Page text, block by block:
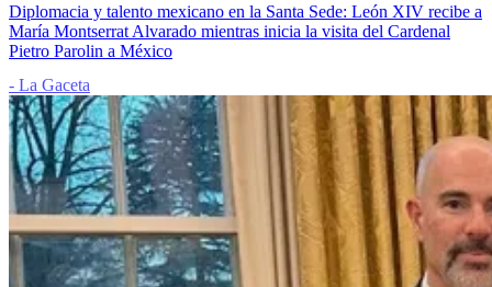
Diplomacia y talento mexicano en la Santa Sede: León XIV recibe a
María Montserrat Alvarado mientras inicia la visita del Cardenal
Pietro Parolin a México
- La Gaceta